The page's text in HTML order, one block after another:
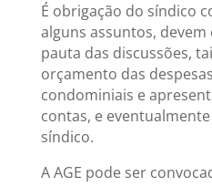
É obrigação do síndico
alguns assuntos,
pauta das discussões,
orçamento das
condominiais e
contas, e
síndico.
A AGE pode ser